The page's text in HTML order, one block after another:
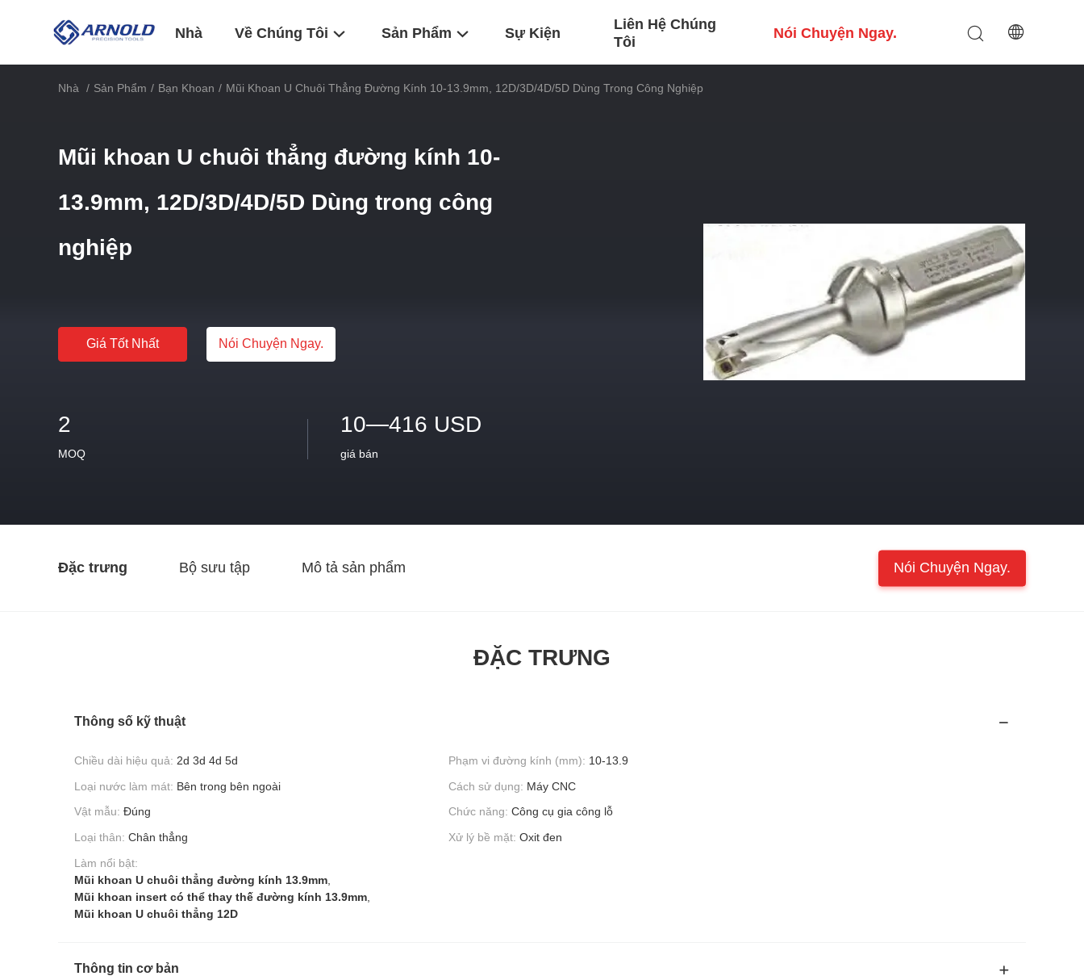
Nhà Về Chúng Tôi Sản Phẩm Sự Kiện
Liên Hệ Chúng
Tôi
Nói Chuyện Ngay.
Nhà / Sản Phẩm / Bạn Khoan / Mũi Khoan U Chuôi Thẳng Đường Kính 10-13.9mm, 12D/3D/4D/5D Dùng Trong Công Nghiệp
Mũi khoan U chuôi thẳng đường kính 10-
13.9mm, 12D/3D/4D/5D Dùng trong công
nghiệp
Giá Tốt Nhất Nói Chuyện Ngay.
2
MOQ
10—416 USD
giá bán
Đặc trưng Bộ sưu tập Mô tả sản phẩm Nói Chuyện Ngay.
ĐẶC TRƯNG
Thông số kỹ thuật
Chiều dài hiệu quả: 2d 3d 4d 5d Phạm vi đường kính (mm): 10-13.9
Loại nước làm mát: Bên trong bên ngoài Cách sử dụng: Máy CNC
Vật mẫu: Đúng Chức năng: Công cụ gia công lỗ
Loại thân: Chân thẳng Xử lý bề mặt: Oxit đen
Làm nổi bật:
Mũi khoan U chuôi thẳng đường kính 13.9mm
Mũi khoan insert có thể thay thế đường kính 13.9mm
Mũi khoan U chuôi thẳng 12D
Thông tin cơ bản